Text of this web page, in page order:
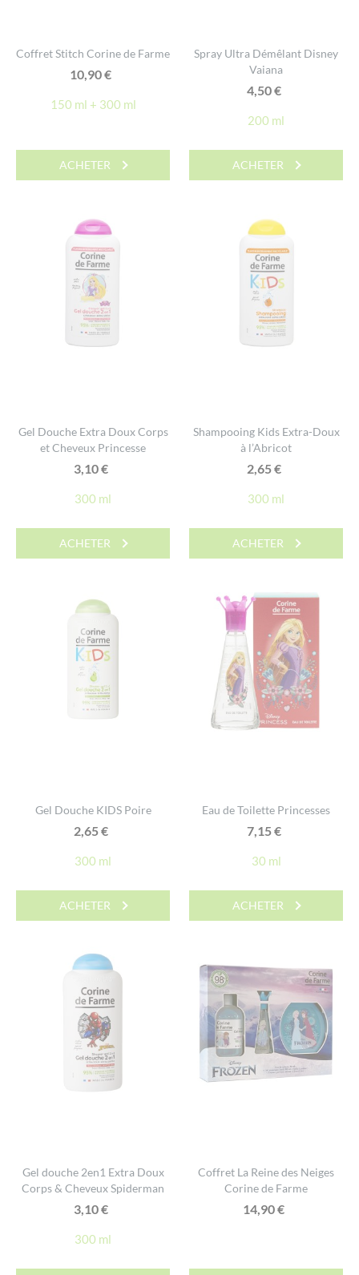
Coffret Stitch Corine de Farme
10,90€
150 ml + 300 ml
ACHETER
Spray Ultra Démêlant Disney
Vaiana
4,50€
200 ml
ACHETER
Gel Douche Extra Doux Corps
et Cheveux Princesse
3,10€
300 ml
ACHETER
Shampooing Kids Extra-Doux
à l’Abricot
2,65€
300 ml
ACHETER
Gel Douche KIDS Poire
2,65€
300 ml
ACHETER
Eau de Toilette Princesses
7,15€
30 ml
ACHETER
Gel douche 2en1 Extra Doux
Corps & Cheveux Spiderman
3,10€
300 ml
Coffret La Reine des Neiges
Corine de Farme
14,90€